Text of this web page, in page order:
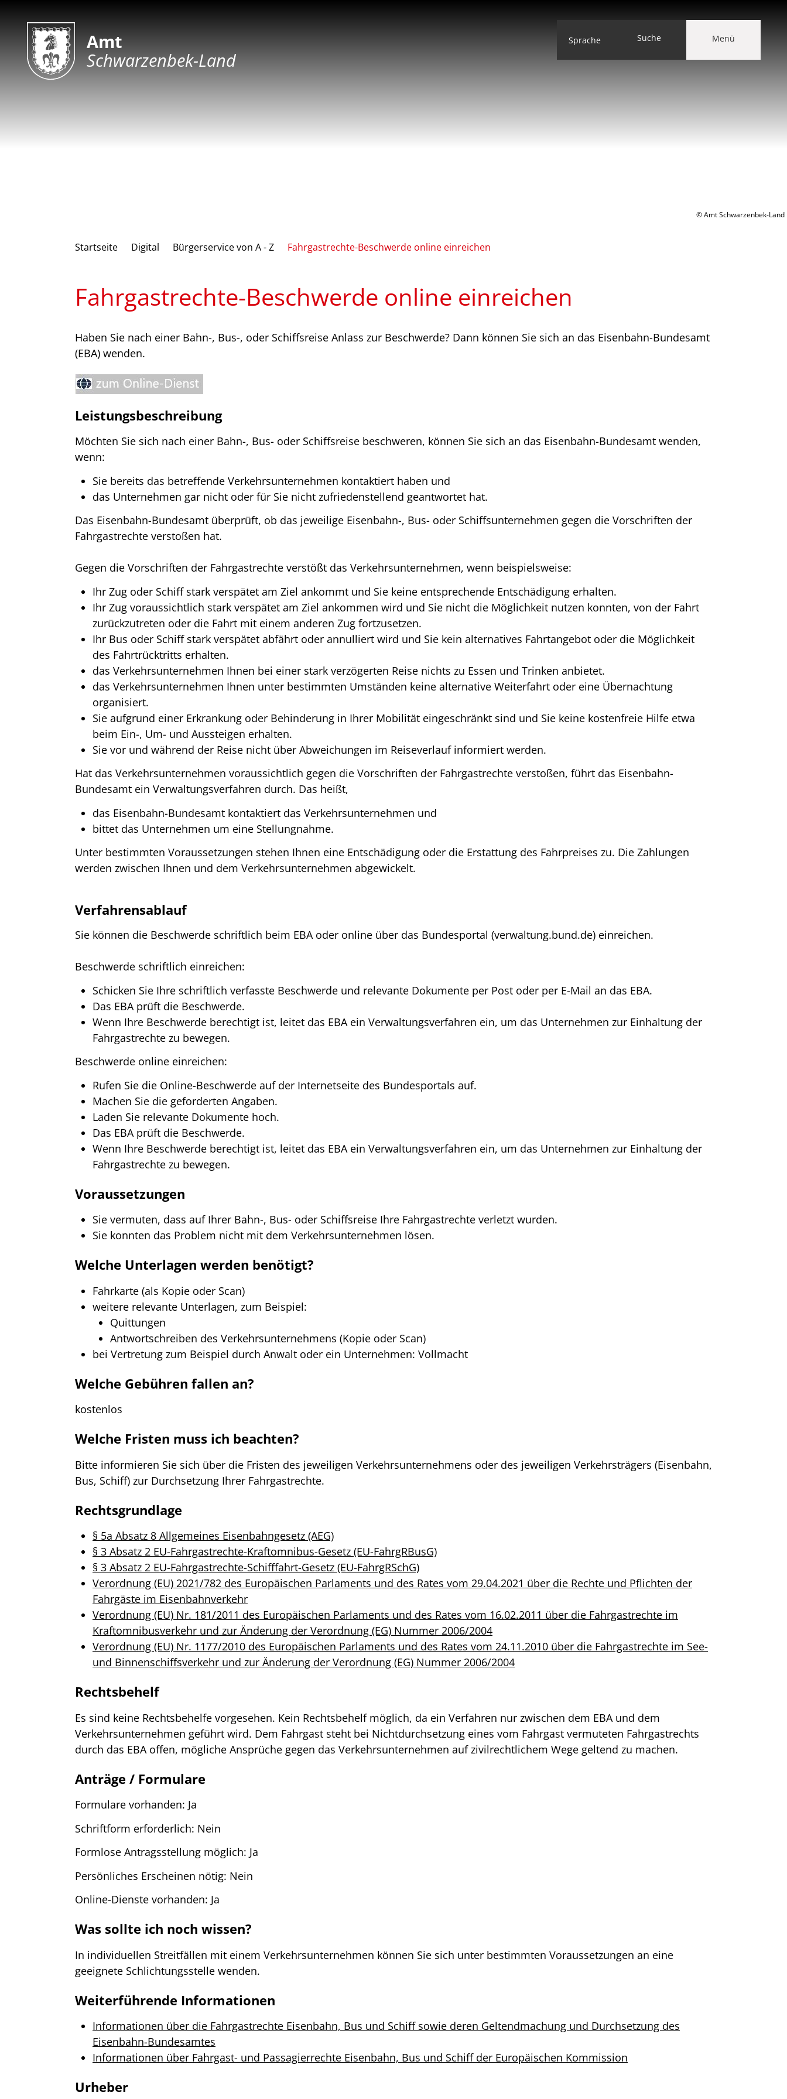
Amt
Schwarzenbek-Land
Sprache Suche Menü
© Amt Schwarzenbek-Land
Startseite Digital Bürgerservice von A - Z Fahrgastrechte-Beschwerde online einreichen
Fahrgastrechte-Beschwerde online einreichen
Haben Sie nach einer Bahn-, Bus-, oder Schiffsreise Anlass zur Beschwerde? Dann können Sie sich an das Eisenbahn-Bundesamt
(EBA) wenden.
Leistungsbeschreibung
Möchten Sie sich nach einer Bahn-, Bus- oder Schiffsreise beschweren, können Sie sich an das Eisenbahn-Bundesamt wenden,
wenn:
Sie bereits das betreffende Verkehrsunternehmen kontaktiert haben und
das Unternehmen gar nicht oder für Sie nicht zufriedenstellend geantwortet hat.
Das Eisenbahn-Bundesamt überprüft, ob das jeweilige Eisenbahn-, Bus- oder Schiffsunternehmen gegen die Vorschriften der
Fahrgastrechte verstoßen hat.
Gegen die Vorschriften der Fahrgastrechte verstößt das Verkehrsunternehmen, wenn beispielsweise:
Ihr Zug oder Schiff stark verspätet am Ziel ankommt und Sie keine entsprechende Entschädigung erhalten.
Ihr Zug voraussichtlich stark verspätet am Ziel ankommen wird und Sie nicht die Möglichkeit nutzen konnten, von der Fahrt
zurückzutreten oder die Fahrt mit einem anderen Zug fortzusetzen.
Ihr Bus oder Schiff stark verspätet abfährt oder annulliert wird und Sie kein alternatives Fahrtangebot oder die Möglichkeit
des Fahrtrücktritts erhalten.
das Verkehrsunternehmen Ihnen bei einer stark verzögerten Reise nichts zu Essen und Trinken anbietet.
das Verkehrsunternehmen Ihnen unter bestimmten Umständen keine alternative Weiterfahrt oder eine Übernachtung
organisiert.
Sie aufgrund einer Erkrankung oder Behinderung in Ihrer Mobilität eingeschränkt sind und Sie keine kostenfreie Hilfe etwa
beim Ein-, Um- und Aussteigen erhalten.
Sie vor und während der Reise nicht über Abweichungen im Reiseverlauf informiert werden.
Hat das Verkehrsunternehmen voraussichtlich gegen die Vorschriften der Fahrgastrechte verstoßen, führt das Eisenbahn-
Bundesamt ein Verwaltungsverfahren durch. Das heißt,
das Eisenbahn-Bundesamt kontaktiert das Verkehrsunternehmen und
bittet das Unternehmen um eine Stellungnahme.
Unter bestimmten Voraussetzungen stehen Ihnen eine Entschädigung oder die Erstattung des Fahrpreises zu. Die Zahlungen
werden zwischen Ihnen und dem Verkehrsunternehmen abgewickelt.
Verfahrensablauf
Sie können die Beschwerde schriftlich beim EBA oder online über das Bundesportal (verwaltung.bund.de) einreichen.
Beschwerde schriftlich einreichen:
Schicken Sie Ihre schriftlich verfasste Beschwerde und relevante Dokumente per Post oder per E-Mail an das EBA.
Das EBA prüft die Beschwerde.
Wenn Ihre Beschwerde berechtigt ist, leitet das EBA ein Verwaltungsverfahren ein, um das Unternehmen zur Einhaltung der
Fahrgastrechte zu bewegen.
Beschwerde online einreichen:
Rufen Sie die Online-Beschwerde auf der Internetseite des Bundesportals auf.
Machen Sie die geforderten Angaben.
Laden Sie relevante Dokumente hoch.
Das EBA prüft die Beschwerde.
Wenn Ihre Beschwerde berechtigt ist, leitet das EBA ein Verwaltungsverfahren ein, um das Unternehmen zur Einhaltung der
Fahrgastrechte zu bewegen.
Voraussetzungen
Sie vermuten, dass auf Ihrer Bahn-, Bus- oder Schiffsreise Ihre Fahrgastrechte verletzt wurden.
Sie konnten das Problem nicht mit dem Verkehrsunternehmen lösen.
Welche Unterlagen werden benötigt?
Fahrkarte (als Kopie oder Scan)
weitere relevante Unterlagen, zum Beispiel:
Quittungen
Antwortschreiben des Verkehrsunternehmens (Kopie oder Scan)
bei Vertretung zum Beispiel durch Anwalt oder ein Unternehmen: Vollmacht
Welche Gebühren fallen an?
kostenlos
Welche Fristen muss ich beachten?
Bitte informieren Sie sich über die Fristen des jeweiligen Verkehrsunternehmens oder des jeweiligen Verkehrsträgers (Eisenbahn,
Bus, Schiff) zur Durchsetzung Ihrer Fahrgastrechte.
Rechtsgrundlage
§ 5a Absatz 8 Allgemeines Eisenbahngesetz (AEG)
§ 3 Absatz 2 EU-Fahrgastrechte-Kraftomnibus-Gesetz (EU-FahrgRBusG)
§ 3 Absatz 2 EU-Fahrgastrechte-Schifffahrt-Gesetz (EU-FahrgRSchG)
Verordnung (EU) 2021/782 des Europäischen Parlaments und des Rates vom 29.04.2021 über die Rechte und Pflichten der
Fahrgäste im Eisenbahnverkehr
Verordnung (EU) Nr. 181/2011 des Europäischen Parlaments und des Rates vom 16.02.2011 über die Fahrgastrechte im
Kraftomnibusverkehr und zur Änderung der Verordnung (EG) Nummer 2006/2004
Verordnung (EU) Nr. 1177/2010 des Europäischen Parlaments und des Rates vom 24.11.2010 über die Fahrgastrechte im See-
und Binnenschiffsverkehr und zur Änderung der Verordnung (EG) Nummer 2006/2004
Rechtsbehelf
Es sind keine Rechtsbehelfe vorgesehen. Kein Rechtsbehelf möglich, da ein Verfahren nur zwischen dem EBA und dem
Verkehrsunternehmen geführt wird. Dem Fahrgast steht bei Nichtdurchsetzung eines vom Fahrgast vermuteten Fahrgastrechts
durch das EBA offen, mögliche Ansprüche gegen das Verkehrsunternehmen auf zivilrechtlichem Wege geltend zu machen.
Anträge / Formulare
Formulare vorhanden: Ja
Schriftform erforderlich: Nein
Formlose Antragsstellung möglich: Ja
Persönliches Erscheinen nötig: Nein
Online-Dienste vorhanden: Ja
Was sollte ich noch wissen?
In individuellen Streitfällen mit einem Verkehrsunternehmen können Sie sich unter bestimmten Voraussetzungen an eine
geeignete Schlichtungsstelle wenden.
Weiterführende Informationen
Informationen über die Fahrgastrechte Eisenbahn, Bus und Schiff sowie deren Geltendmachung und Durchsetzung des
Eisenbahn-Bundesamtes
Informationen über Fahrgast- und Passagierrechte Eisenbahn, Bus und Schiff der Europäischen Kommission
Urheber